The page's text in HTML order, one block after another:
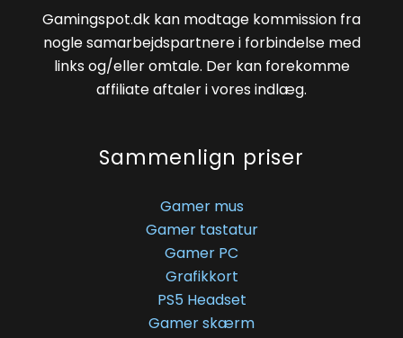
Gamingspot.dk kan modtage kommission fra
nogle samarbejdspartnere i forbindelse med
links og/eller omtale. Der kan forekomme
affiliate aftaler i vores indlæg.
Sammenlign priser
Gamer mus
Gamer tastatur
Gamer PC
Grafikkort
PS5 Headset
Gamer skærm